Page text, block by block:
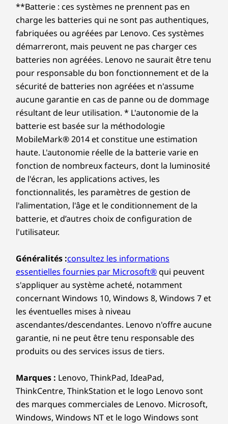
Grande facilité de gestion
Avec le logiciel ThinkSmart Manager, les
équipes informatiques peuvent facilement
déployer, surveiller, gérer et dépanner à
distance tous les appareils ThinkSmart de
votre entreprise. Cette console de gestion
personnalisée est basée sur un abonnement
et, dans le cadre du kit, comprend un an de
niveau Premium. Au bout d’un an, vous avez la
possibilité de souscrire un abonnement de
niveau Basic ou Premium pour prolonger le
service de gestion.
En savoir plus sur ThinkSmart Manager >
Connecteur mixte écouteurs/micro
Sécurité
Emplacement de sécurité Kensington MiniSaver
Les caractéristiques et spécifications ci-contre ne reflètent pas forcément
les versions disponibles à la vente dans ce pays !
12-Connecteur mixte écouteurs/micro
13-Vis pour plaque de sécurité
14-Emplacement de sécurité Kensington MiniSaver
**Batterie : ces systèmes ne prennent pas en
charge les batteries qui ne sont pas authentiques,
fabriquées ou agréées par Lenovo. Ces systèmes
démarreront, mais peuvent ne pas charger ces
batteries non agréées. Lenovo ne saurait être tenu
pour responsable du bon fonctionnement et de la
sécurité de batteries non agréées et n'assume
aucune garantie en cas de panne ou de dommage
résultant de leur utilisation. * L'autonomie de la
batterie est basée sur la méthodologie
MobileMark® 2014 et constitue une estimation
haute. L'autonomie réelle de la batterie varie en
fonction de nombreux facteurs, dont la luminosité
de l'écran, les applications actives, les
fonctionnalités, les paramètres de gestion de
l'alimentation, l'âge et le conditionnement de la
batterie, et d’autres choix de configuration de
l'utilisateur.
Généralités :consultez les informations
essentielles fournies par Microsoft®qui peuvent
s'appliquer au système acheté, notamment
concernant Windows 10, Windows 8, Windows 7 et
les éventuelles mises à niveau
ascendantes/descendantes. Lenovo n'offre aucune
garantie, ni ne peut être tenu responsable des
produits ou des services issus de tiers.
Marques : Lenovo, ThinkPad, IdeaPad,
ThinkCentre, ThinkStation et le logo Lenovo sont
des marques commerciales de Lenovo. Microsoft,
Windows, Windows NT et le logo Windows sont